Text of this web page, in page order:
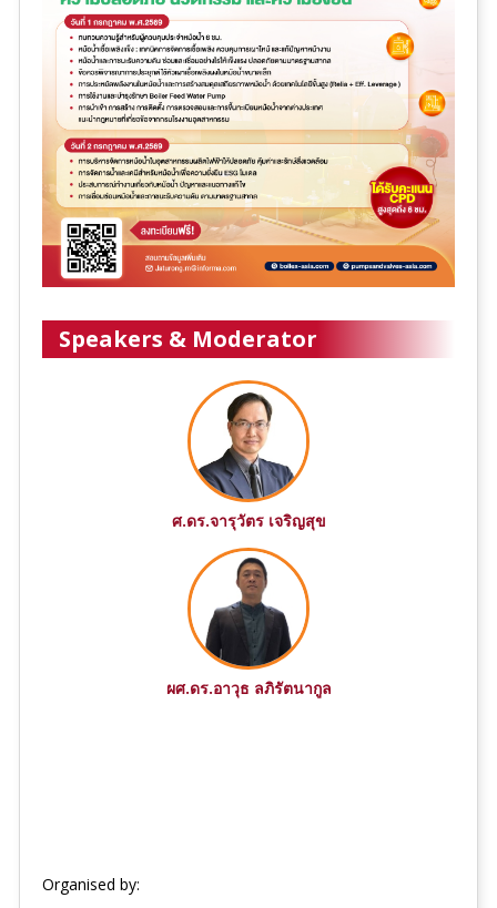
Speakers & Moderator
ศ.ดร.จารุวัตร เจริญสุข
ผศ.ดร.อาวุธ ลภิรัตนากูล
Organised by: